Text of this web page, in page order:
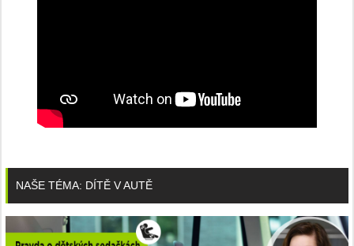
NAŠE TÉMA: DÍTĚ V AUTĚ